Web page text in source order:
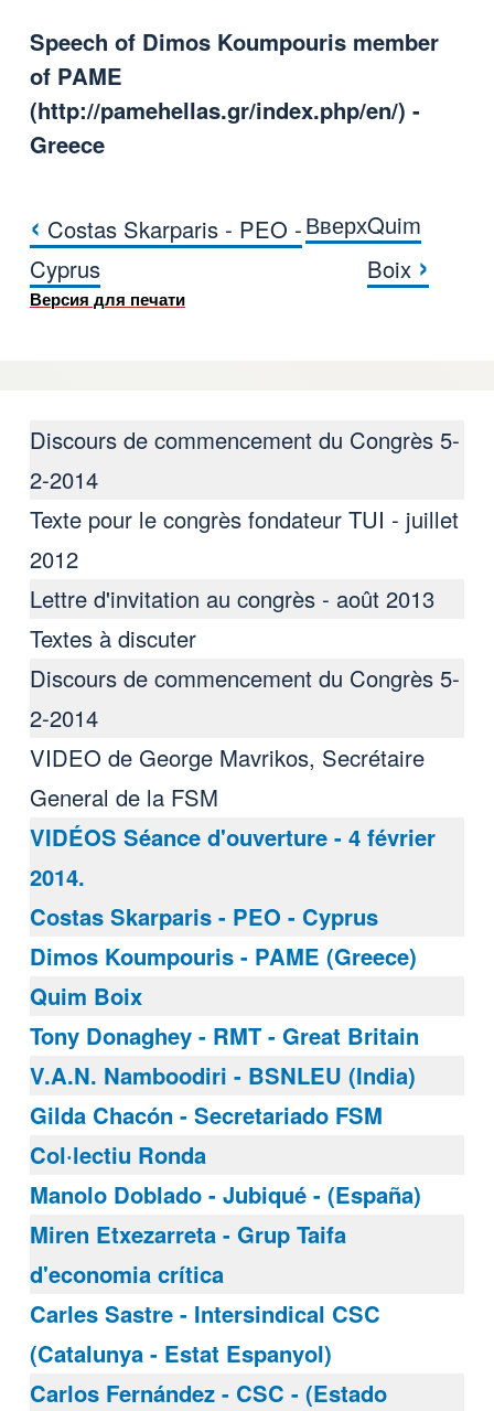
Speech of Dimos Koumpouris member
of PAME
(http://pamehellas.gr/index.php/en/) -
Greece
Перекрёстные ссылки книги для
‹ Costas Skarparis - PEO -
Cyprus
ВверхQuim
Boix ›
Версия для печати
Discours de commencement du Congrès 5-
2-2014
Texte pour le congrès fondateur TUI - juillet
2012
Lettre d'invitation au congrès - août 2013
Textes à discuter
Discours de commencement du Congrès 5-
2-2014
VIDEO de George Mavrikos, Secrétaire
General de la FSM
VIDÉOS Séance d'ouverture - 4 février
2014.
Costas Skarparis - PEO - Cyprus
Dimos Koumpouris - PAME (Greece)
Quim Boix
Tony Donaghey - RMT - Great Britain
V.A.N. Namboodiri - BSNLEU (India)
Gilda Chacón - Secretariado FSM
Col·lectiu Ronda
Manolo Doblado - Jubiqué - (España)
Miren Etxezarreta - Grup Taifa
d'economia crítica
Carles Sastre - Intersindical CSC
(Catalunya - Estat Espanyol)
Carlos Fernández - CSC - (Estado